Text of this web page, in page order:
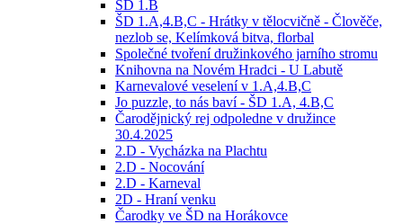
ŠD 1.B
ŠD 1.A,4.B,C - Hrátky v tělocvičně - Člověče,
nezlob se, Kelímková bitva, florbal
Společné tvoření družinkového jarního stromu
Knihovna na Novém Hradci - U Labutě
Karnevalové veselení v 1.A,4.B,C
Jo puzzle, to nás baví - ŠD 1.A, 4.B,C
Čarodějnický rej odpoledne v družince
30.4.2025
2.D - Vycházka na Plachtu
2.D - Nocování
2.D - Karneval
2D - Hraní venku
Čarodky ve ŠD na Horákovce